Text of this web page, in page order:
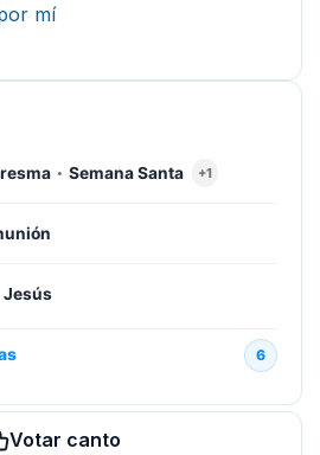
mí
· Semana Santa +1
Jesús
6
Votar canto